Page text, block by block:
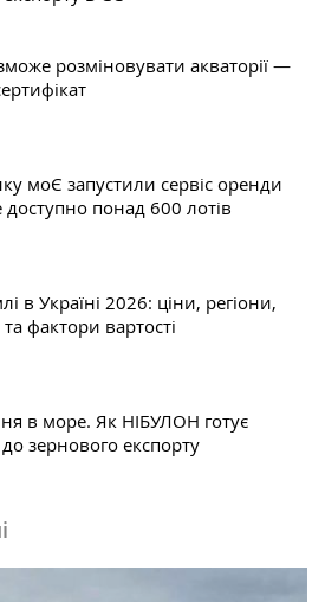
розміновувати акваторії —
моЄ запустили сервіс оренди
доступно понад 600 лотів
в Україні 2026: ціни, регіони,
фактори вартості
в море. Як НІБУЛОН готує
зернового експорту